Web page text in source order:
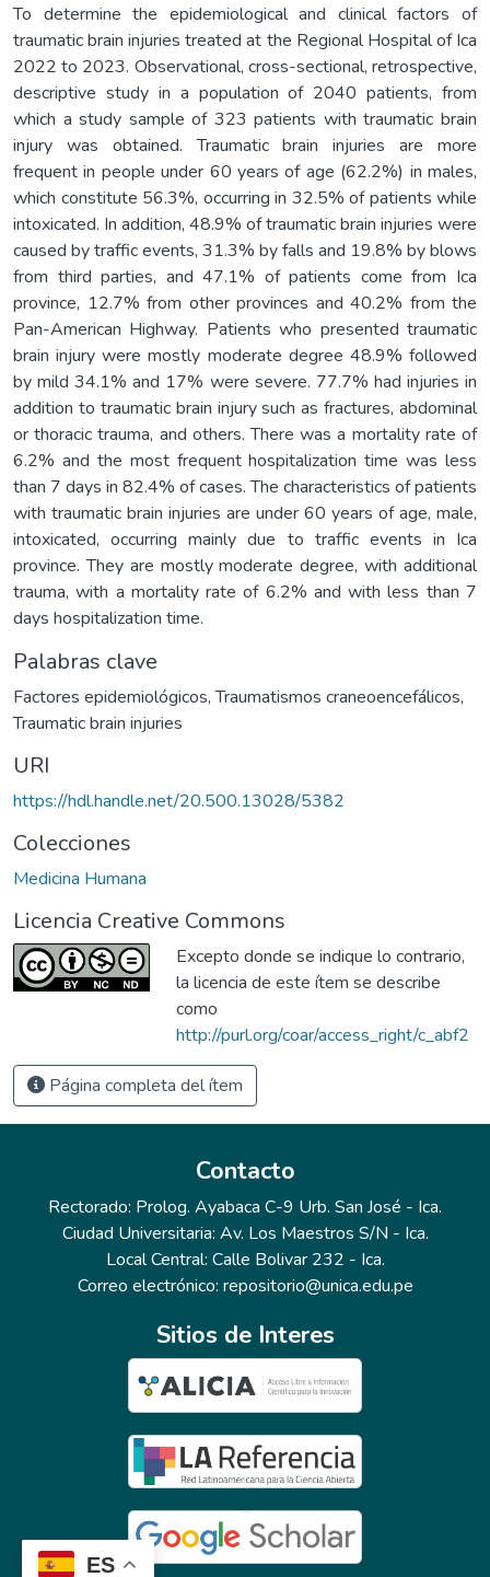
ES
To determine the epidemiological and clinical factors of
traumatic brain injuries treated at the Regional Hospital of Ica
2022 to 2023. Observational, cross-sectional, retrospective,
descriptive study in a population of 2040 patients, from
which a study sample of 323 patients with traumatic brain
injury was obtained. Traumatic brain injuries are more
frequent in people under 60 years of age (62.2%) in males,
which constitute 56.3%, occurring in 32.5% of patients while
intoxicated. In addition, 48.9% of traumatic brain injuries were
caused by traffic events, 31.3% by falls and 19.8% by blows
from third parties, and 47.1% of patients come from Ica
province, 12.7% from other provinces and 40.2% from the
Pan-American Highway. Patients who presented traumatic
brain injury were mostly moderate degree 48.9% followed
by mild 34.1% and 17% were severe. 77.7% had injuries in
addition to traumatic brain injury such as fractures, abdominal
or thoracic trauma, and others. There was a mortality rate of
6.2% and the most frequent hospitalization time was less
than 7 days in 82.4% of cases. The characteristics of patients
with traumatic brain injuries are under 60 years of age, male,
intoxicated, occurring mainly due to traffic events in Ica
province. They are mostly moderate degree, with additional
trauma, with a mortality rate of 6.2% and with less than 7
days hospitalization time.
Palabras clave
Factores epidemiológicos,Traumatismos craneoencefálicos,
Traumatic brain injuries
URI
https://hdl.handle.net/20.500.13028/5382
Colecciones
Medicina Humana
Licencia Creative Commons
Excepto donde se indique lo contrario,
la licencia de este ítem se describe
como
http://purl.org/coar/access_right/c_abf2
Página completa del ítem
Contacto
Rectorado: Prolog. Ayabaca C-9 Urb. San José - Ica.
Ciudad Universitaria: Av. Los Maestros S/N - Ica.
Local Central: Calle Bolivar 232 - Ica.
Correo electrónico: repositorio@unica.edu.pe
Sitios de Interes